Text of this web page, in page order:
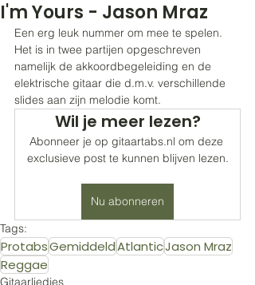
I'm Yours - Jason Mraz
Een erg leuk nummer om mee te spelen.
Het is in twee partijen opgeschreven
namelijk de akkoordbegeleiding en de
elektrische gitaar die d.m.v. verschillende
slides aan zijn melodie komt.
Wil je meer lezen?
Abonneer je op gitaartabs.nl om deze
exclusieve post te kunnen blijven lezen.
Nu abonneren
Tags:
ProtabsGemiddeldAtlanticJason Mraz
Reggae
Gitaarliedjes